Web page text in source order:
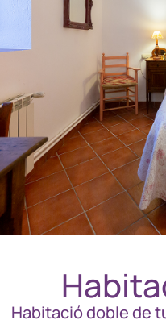
Habitació doble de